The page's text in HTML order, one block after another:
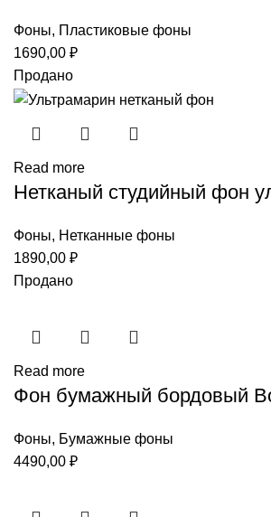
Фоны, Пластиковые фоны
1690,00 ₽
Продано
Read more
Нетканый студийный фон
Фоны, Нетканные фоны
1890,00 ₽
Продано
Read more
Фон бумажный бордовый
Фоны, Бумажные фоны
4490,00 ₽